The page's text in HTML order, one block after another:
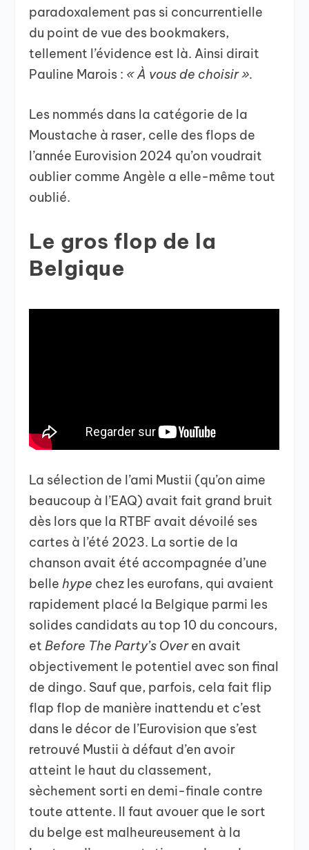
paradoxalement pas si concurrentielle
du point de vue des bookmakers,
tellement l’évidence est là. Ainsi dirait
Pauline Marois : « À vous de choisir ».
Les nommés dans la catégorie de la
Moustache à raser, celle des flops de
l’année Eurovision 2024 qu’on voudrait
oublier comme Angèle a elle-même tout
oublié.
Le gros flop de la
Belgique
La sélection de l’ami Mustii (qu’on aime
beaucoup à l’EAQ) avait fait grand bruit
dès lors que la RTBF avait dévoilé ses
cartes à l’été 2023. La sortie de la
chanson avait été accompagnée d’une
bellehype chez les eurofans, qui avaient
rapidement placé la Belgique parmi les
solides candidats au top 10 du concours,
etBefore The Party’s Overen avait
objectivement le potentiel avec son final
de dingo. Sauf que, parfois, cela fait flip
flap flop de manière inattendu et c’est
dans le décor de l’Eurovision que s’est
retrouvé Mustii à défaut d’en avoir
atteint le haut du classement,
sèchement sorti en demi-finale contre
toute attente. Il faut avouer que le sort
du belge est malheureusement à la